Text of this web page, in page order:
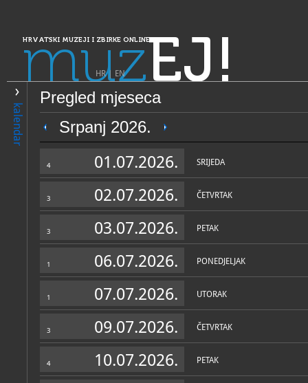
HRVATSKI MUZEJI I ZBIRKE ONLINE
muzEJ!
HR| EN
kalendar
Pregled mjeseca
Srpanj 2026.
4 01.07.2026. SRIJEDA
3 02.07.2026. ČETVRTAK
3 03.07.2026. PETAK
1 06.07.2026. PONEDJELJAK
1 07.07.2026. UTORAK
3 09.07.2026. ČETVRTAK
4 10.07.2026. PETAK
PRETRAŽIVANJE
Dalmacija
Zavičajni muzej Obrovac
OPĆI PODACI
Zbirke